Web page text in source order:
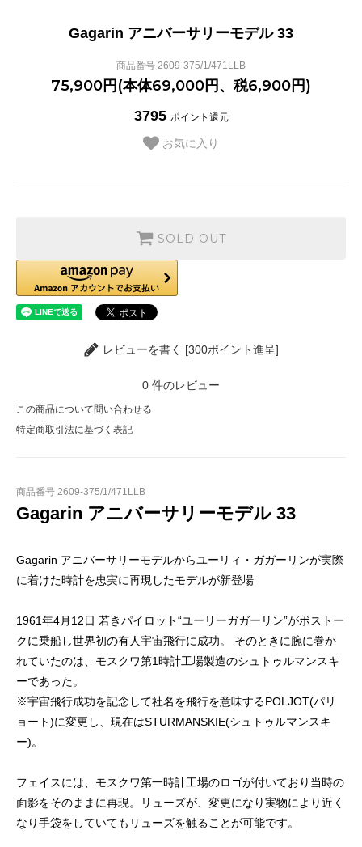
Gagarin アニバーサリーモデル 33
商品番号 2609-375/1/471LLB
75,900円(本体69,000円、税6,900円)
3795 ポイント還元
お気に入り
SOLD OUT
レビューを書く [300ポイント進呈]
0 件のレビュー
この商品について問い合わせる
特定商取引法に基づく表記
商品番号 2609-375/1/471LLB
Gagarin アニバーサリーモデル 33
Gagarin アニバーサリーモデルからユーリィ・ガガーリンが実際
に着けた時計を忠実に再現したモデルが新登場
1961年4月12日 若きパイロット“ユーリーガガーリン”がボストー
クに乗船し世界初の有人宇宙飛行に成功。 そのときに腕に巻か
れていたのは、モスクワ第1時計工場製造のシュトゥルマンスキ
ーであった。
※宇宙飛行成功を記念して社名を飛行を意味するPOLJOT(パリ
ョート)に変更し、現在はSTURMANSKIE(シュトゥルマンスキ
ー)。
フェイスには、モスクワ第一時計工場のロゴが付いており当時の
面影をそのままに再現。リューズが、変更になり実物により近く
なり手袋をしていてもリューズを触ることが可能です。